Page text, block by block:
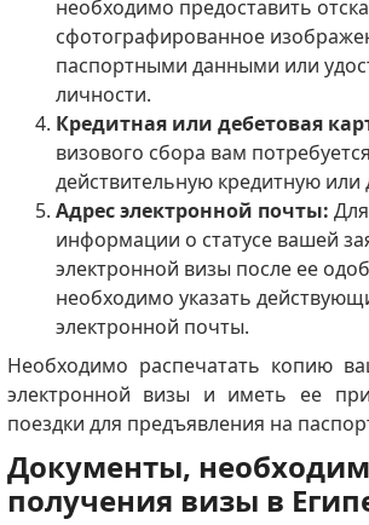
необходимо предоставить
сфотографированное
паспортными данными или
личности.
Кредитная или дебетовая
визового сбора вам
действительную кредитную или
Адрес электронной почты:
информации о статусе вашей
электронной визы после ее
необходимо указать
электронной почты.
Необходимо распечатать копию
электронной визы и иметь ее
поездки для предъявления на
Документы,
получения визы в